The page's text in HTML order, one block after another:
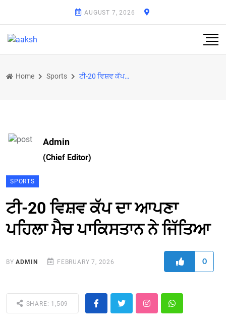
AUGUST 7, 2026
Home Sports ਟੀ-20 ਵਿਸ਼ਵ ਕੱਪ ਦਾ ਆਪਣਾ ਪਹਿਲਾ ਮੈਚ ਪਾਕਿਸਤਾਨ ਨੇ ਜਿੱਤਿਆ
Admin
(Chief Editor)
SPORTS
ਟੀ-20 ਵਿਸ਼ਵ ਕੱਪ ਦਾ ਆਪਣਾ
ਪਹਿਲਾ ਮੈਚ ਪਾਕਿਸਤਾਨ ਨੇ ਜਿੱਤਿਆ
BYADMIN FEBRUARY 7, 2026 0
SHARE: 1,509